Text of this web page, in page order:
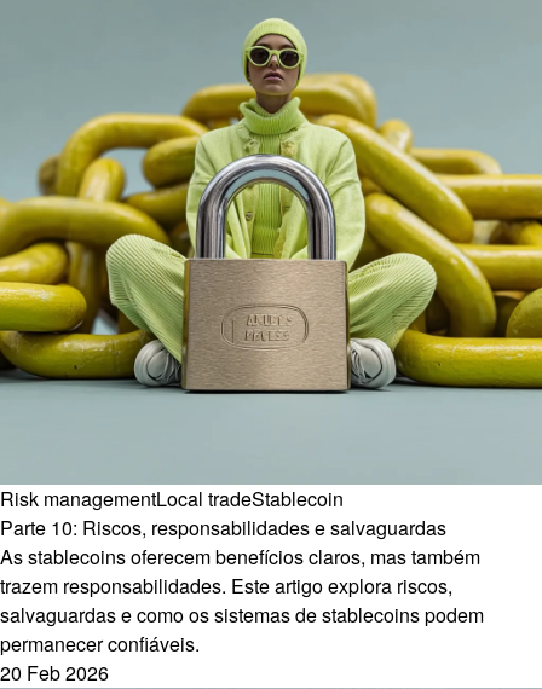
Risk managementLocal tradeStablecoin
Parte 10: Riscos, responsabilidades e salvaguardas
As stablecoins oferecem benefícios claros, mas também
trazem responsabilidades. Este artigo explora riscos,
salvaguardas e como os sistemas de stablecoins podem
permanecer confiáveis.
20 Feb 2026